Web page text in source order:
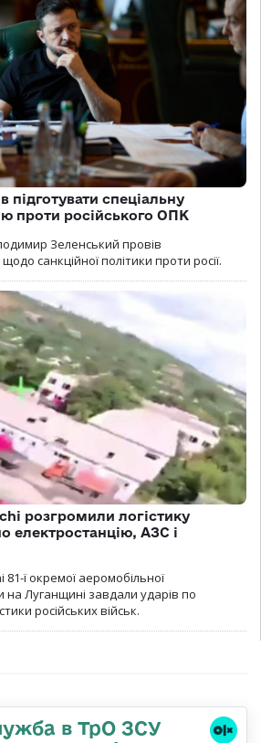
підготувати спеціальну
проти російського ОПК
Зеленський провів
санкційної політики проти росії.
розгромили логістику
електростанцію, АЗС і
ї окремої аеромобільної
на Луганщині завдали ударів по
російських військ.
в ТрО ЗСУ